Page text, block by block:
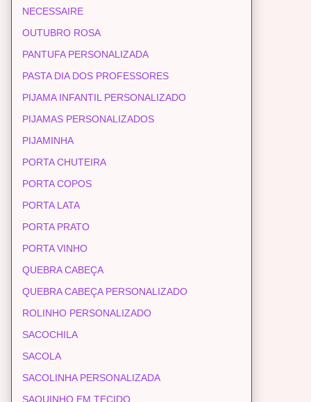
NECESSAIRE
OUTUBRO ROSA
PANTUFA PERSONALIZADA
PASTA DIA DOS PROFESSORES
PIJAMA INFANTIL PERSONALIZADO
PIJAMAS PERSONALIZADOS
PIJAMINHA
PORTA CHUTEIRA
PORTA COPOS
PORTA LATA
PORTA PRATO
PORTA VINHO
QUEBRA CABEÇA
QUEBRA CABEÇA PERSONALIZADO
ROLINHO PERSONALIZADO
SACOCHILA
SACOLA
SACOLINHA PERSONALIZADA
SAQUINHO EM TECIDO